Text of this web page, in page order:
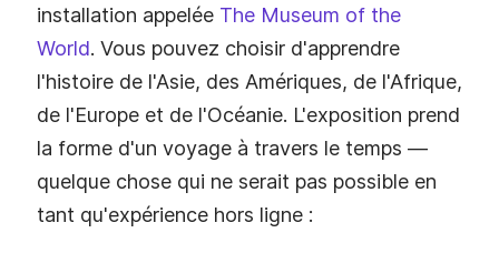
installation appelée The Museum of the
World. Vous pouvez choisir d'apprendre
l'histoire de l'Asie, des Amériques, de l'Afrique,
de l'Europe et de l'Océanie. L'exposition prend
la forme d'un voyage à travers le temps —
quelque chose qui ne serait pas possible en
tant qu'expérience hors ligne :